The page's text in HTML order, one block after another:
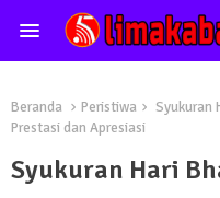
Beranda Peristiwa
Syukuran
Prestasi dan Apresiasi
Syukuran Hari